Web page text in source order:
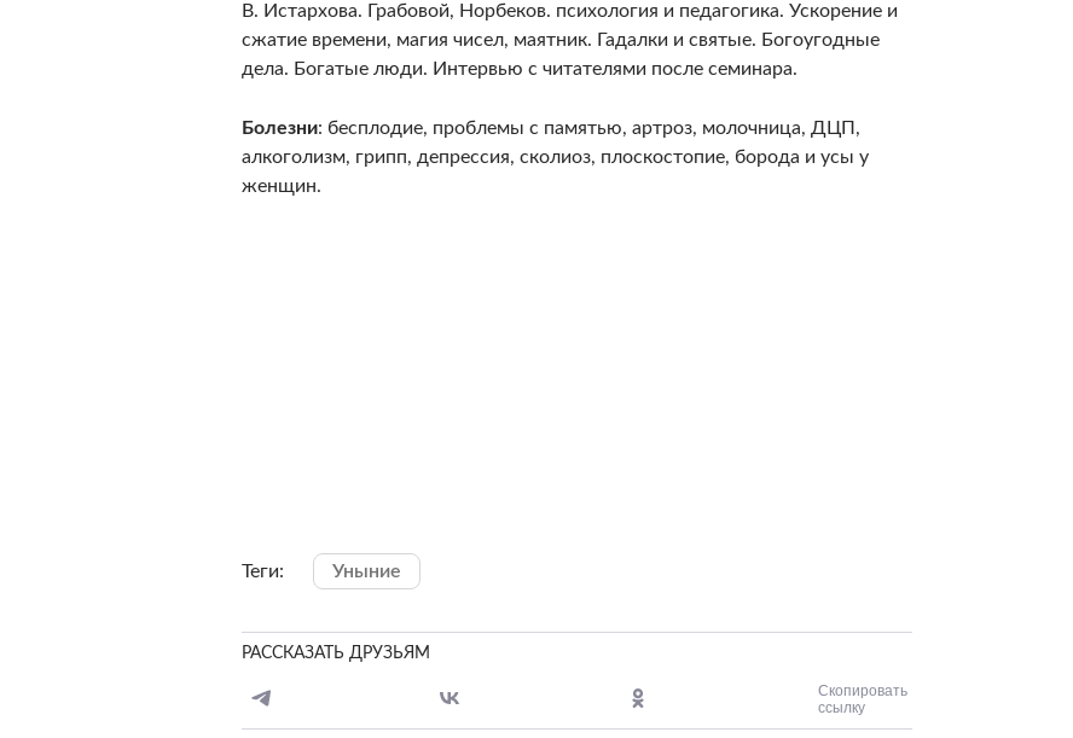
В. Истархова. Грабовой, Норбеков. психология и педагогика. Ускорение и
сжатие времени, магия чисел, маятник. Гадалки и святые. Богоугодные
дела. Богатые люди. Интервью с читателями после семинара.
Болезни: бесплодие, проблемы с памятью, артроз, молочница, ДЦП,
алкоголизм, грипп, депрессия, сколиоз, плоскостопие, борода и усы у
женщин.
Теги: Уныние
РАССКАЗАТЬ ДРУЗЬЯМ
Скопировать
ссылку